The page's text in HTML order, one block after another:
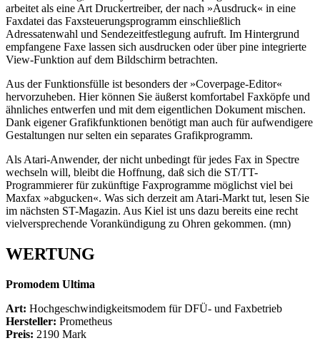
arbeitet als eine Art Druckertreiber, der nach »Ausdruck« in eine
Faxdatei das Faxsteuerungsprogramm einschließlich
Adressatenwahl und Sendezeitfestlegung aufruft. Im Hintergrund
empfangene Faxe lassen sich ausdrucken oder über pine integrierte
View-Funktion auf dem Bildschirm betrachten.
Aus der Funktionsfülle ist besonders der »Coverpage-Editor«
hervorzuheben. Hier können Sie äußerst komfortabel Faxköpfe und
ähnliches entwerfen und mit dem eigentlichen Dokument mischen.
Dank eigener Grafikfunktionen benötigt man auch für aufwendigere
Gestaltungen nur selten ein separates Grafikprogramm.
Als Atari-Anwender, der nicht unbedingt für jedes Fax in Spectre
wechseln will, bleibt die Hoffnung, daß sich die ST/TT-
Programmierer für zukünftige Faxprogramme möglichst viel bei
Maxfax »abgucken«. Was sich derzeit am Atari-Markt tut, lesen Sie
im nächsten ST-Magazin. Aus Kiel ist uns dazu bereits eine recht
vielversprechende Vorankündigung zu Ohren gekommen. (mn)
WERTUNG
Promodem Ultima
Art: Hochgeschwindigkeitsmodem für DFÜ- und Faxbetrieb
Hersteller: Prometheus
Preis: 2190 Mark